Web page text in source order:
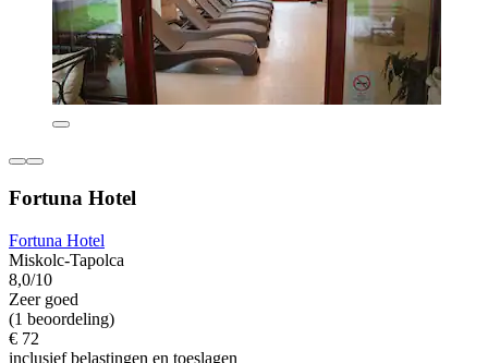
Fortuna Hotel
Fortuna Hotel
Miskolc-Tapolca
8,0/10
Zeer goed
(1 beoordeling)
€ 72
inclusief belastingen en toeslagen